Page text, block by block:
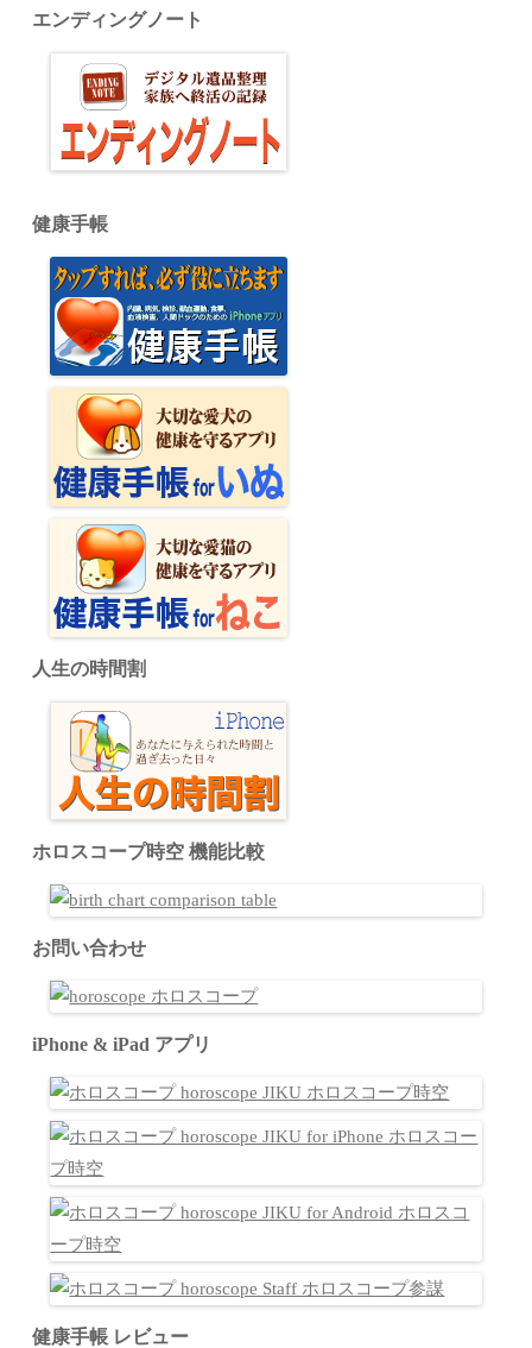
エンディングノート
健康手帳
人生の時間割
ホロスコープ時空 機能比較
お問い合わせ
iPhone & iPad アプリ
健康手帳 レビュー